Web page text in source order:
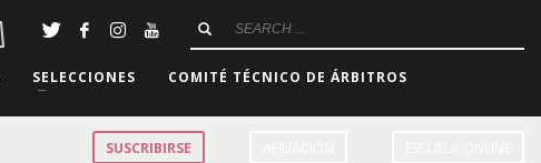
SELECCIONES
COMITÉ TÉCNICO DE ÁRBITROS
SUSCRIBIRSE